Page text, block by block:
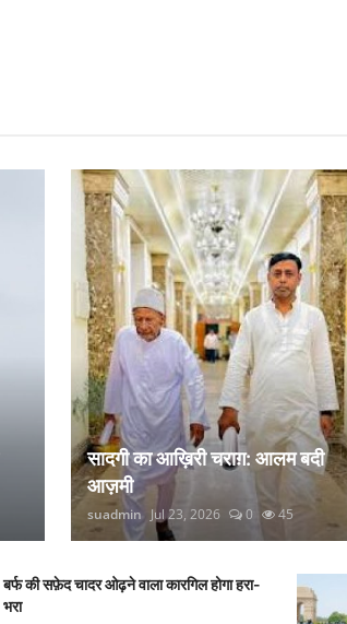
सादगी का आख़िरी चराग़: आलम बदी
आज़मी
suadmin Jul 23, 2026 0 45
बर्फ की सफ़ेद चादर ओढ़ने वाला कारगिल होगा हरा-
भरा